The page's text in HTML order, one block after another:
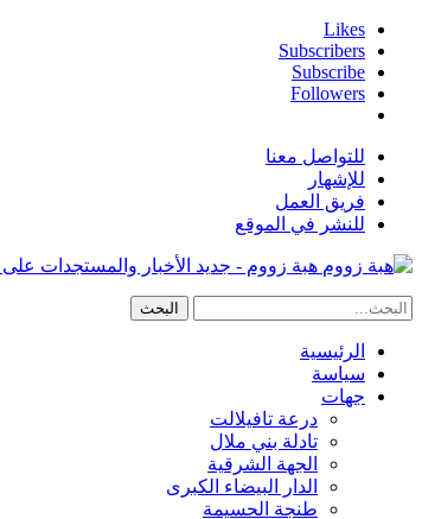
Likes
Subscribers
Subscribe
Followers
للتواصل معنا
للإشهار
فريق العمل
للنشر في الموقع
هبة زووم - جديد الأخبار والمستجدات
الرئيسية
سياسة
جهات
درعة تافيلالت
تادلة بني ملال
الجهة الشرقية
الدار البيضاء الكبرى
طنجة الحسيمة